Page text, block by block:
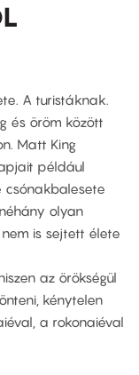
A turistáknak.
és öröm között
Matt King
például
csónakbalesete
olyan
is sejtett élete
az örökségül
kénytelen
a rokonaiéval